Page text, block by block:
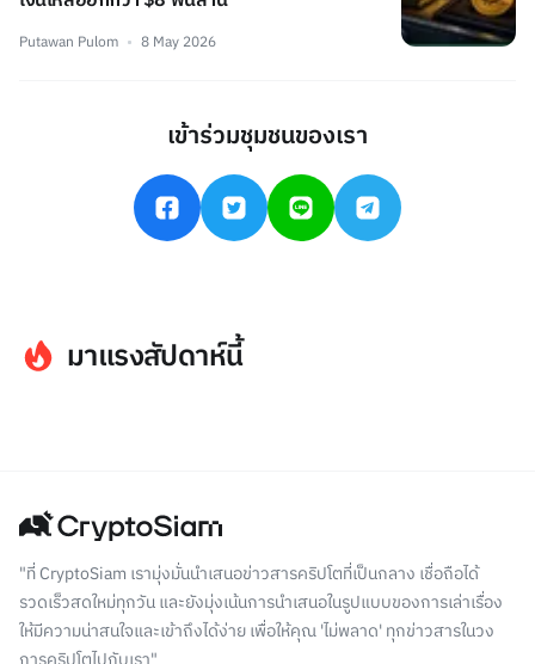
Putawan Pulom 8 May 2026
เข้าร่วมชุมชนของเรา
มาแรงสัปดาห์นี้
"ที่ CryptoSiam เรามุ่งมั่นนำเสนอข่าวสารคริปโตที่เป็นกลาง เชื่อถือได้
รวดเร็วสดใหม่ทุกวัน และยังมุ่งเน้นการนำเสนอในรูปแบบของการเล่าเรื่อง
ให้มีความน่าสนใจและเข้าถึงได้ง่าย เพื่อให้คุณ 'ไม่พลาด' ทุกข่าวสารในวง